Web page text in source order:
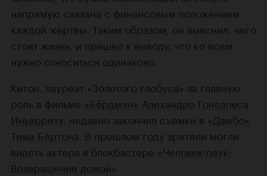
напрямую связана с финансовым положением
каждой жертвы. Таким образом, он выяснил, чего
стоит жизнь, и пришел к выводу, что ко всем
нужно относиться одинаково.
Китон, лауреат «Золотого глобуса» за главную
роль в фильме «Бёрдмэн» Алехандро Гонсалеса
Иньярриту , недавно закончил съемки в «Дамбо»
Тима Бёртона . В прошлом году зрители могли
видеть актера в блокбастере «Человек-паук:
Возвращение домой»